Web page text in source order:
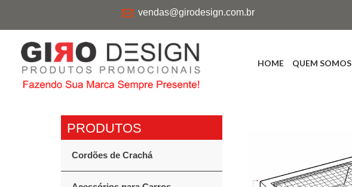
vendas@girodesign.com.br
HOME QUEM SOMOS
Cordões de Crachá